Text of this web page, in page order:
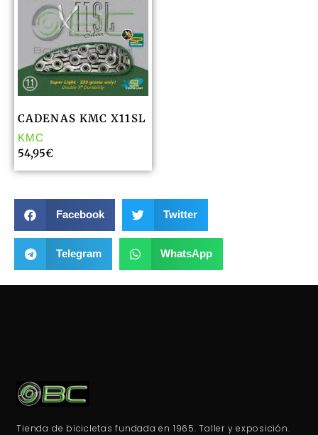
CADENAS KMC X11SL
KMC
54,95€
Facebook Twitter
Telegram WhatsApp
Tienda de bicicletas fundada en 1965. Taller y exposición.